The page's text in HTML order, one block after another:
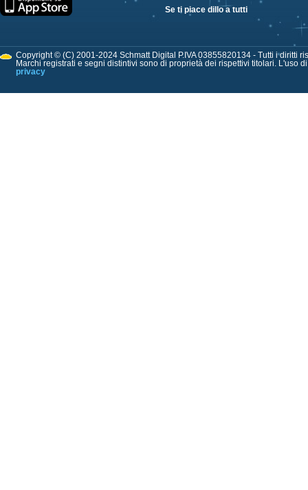
Se ti piace dillo a tutti
Copyright © (C) 2001-2024 Schmatt Digital P.IVA 03855820134 - Tutti i diritti
Marchi registrati e segni distintivi sono di proprietà dei rispettivi titolari. L'uso
privacy